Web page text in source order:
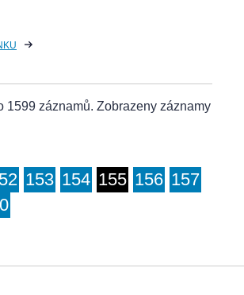
1599 záznamů. Zobrazeny záznamy
153 154 155 156 157